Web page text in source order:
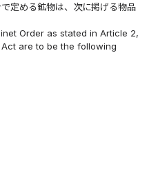
定める鉱物は、次に掲げる物品
Order as stated in Article 2,
are to be the following